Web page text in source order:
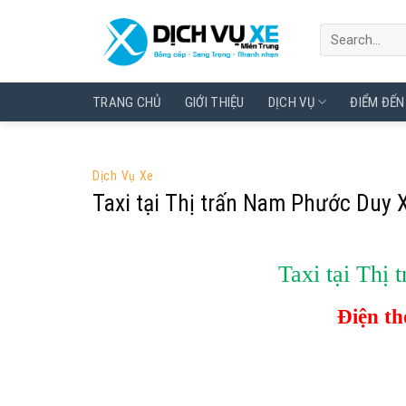
TRANG CHỦ GIỚI THIỆU DỊCH VỤ ĐIỂM ĐẾN
Dịch Vụ Xe
Taxi tại Thị trấn Nam Phước Duy
Taxi tại Thị
Điện